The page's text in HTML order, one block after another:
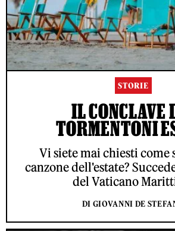
STORIE
IL CONCLAVE
TORMENTONI
Vi siete mai chiesti come
canzone dell'estate?
del Vaticano
DI GIOVANNI DE